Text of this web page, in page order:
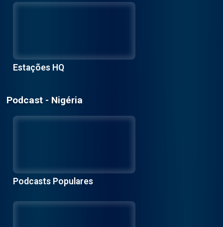
Estações HQ
Podcast - Nigéria
Podcasts Populares